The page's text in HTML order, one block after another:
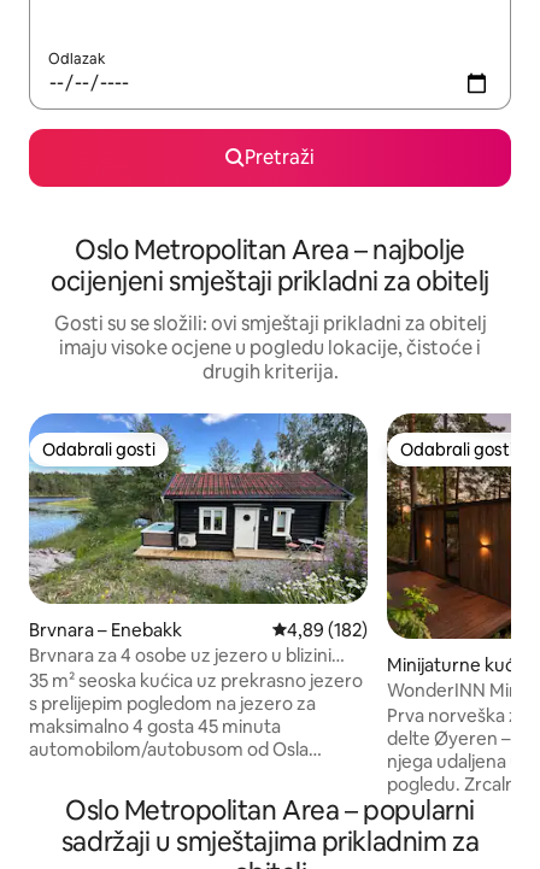
Odlazak
Pretraži
Oslo Metropolitan Area – najbolje
ocijenjeni smještaji prikladni za obitelj
Gosti su se složili: ovi smještaji prikladni za obitelj
imaju visoke ocjene u pogledu lokacije, čistoće i
drugih kriterija.
Odabrali gosti
Odabrali gosti
Brvnara – Enebakk Prosječna ocjena: 4,89/5,
4,89 (182)
Brvnara za 4 osobe uz jezero u blizini
masažne kade u Oslu s klima-uređajem
35 m² seoska kućica uz prekrasno jezero
s prelijepim pogledom na jezero za
maksimalno 4 gosta 45 minuta
automobilom/autobusom od Osla
za aktivnosti i ribolov Plaža, igralište 1
spavaća soba + loft = 2 bračna kreveta
Terasa s plinskim roštiljem Masažna kada
s 38° tijekom cijele godine, uključujući
Odabrali gosti
Odabrali gosti
Minijaturne kuće
n
WonderINN
Prva norveška
delte Øyeren – 25
njega udaljena u
pogledu. Zrcalno
drveće i vodu dok
poda do stropa u
masažna kada na terasi.
Oslo Metropolitan Area – popularni
sadržaji u smještajima prikladnim za